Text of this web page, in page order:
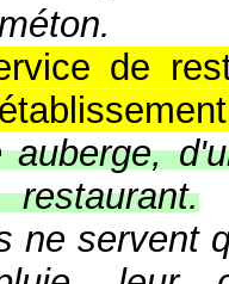
de
auberge,
ne servent